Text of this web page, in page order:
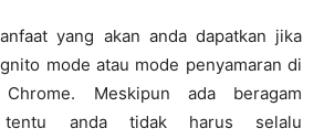
yang akan anda dapatkan jika
mode atau mode penyamaran di
Meskipun ada beragam
tentu anda tidak harus selalu